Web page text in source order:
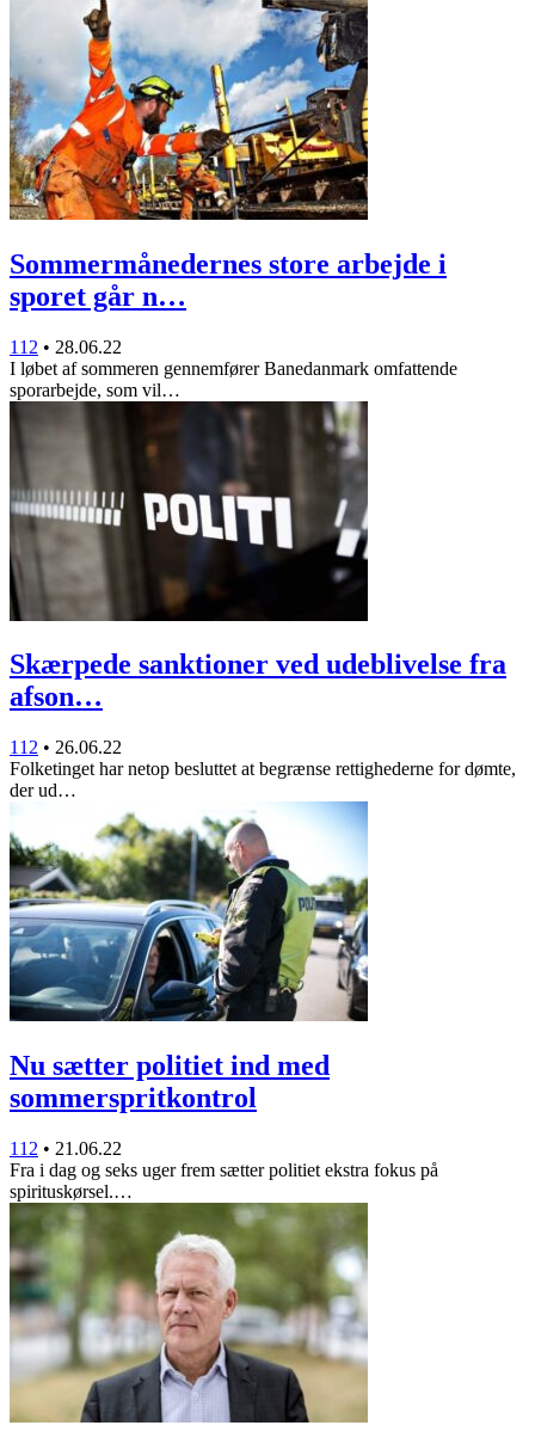
Sommermånedernes store arbejde i
sporet går n…
112 • 28.06.22
I løbet af sommeren gennemfører Banedanmark omfattende
sporarbejde, som vil…
Skærpede sanktioner ved udeblivelse fra
afson…
112 • 26.06.22
Folketinget har netop besluttet at begrænse rettighederne for dømte,
der ud…
Nu sætter politiet ind med
sommerspritkontrol
112 • 21.06.22
Fra i dag og seks uger frem sætter politiet ekstra fokus på
spirituskørsel.…